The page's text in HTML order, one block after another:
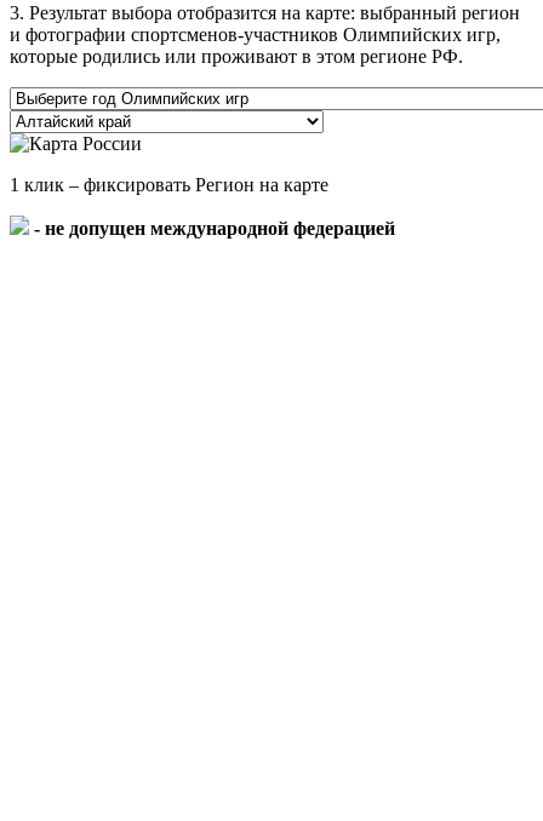
3. Результат выбора отобразится на карте: выбранный регион
и фотографии спортсменов-участников Олимпийских игр,
которые родились или проживают в этом регионе РФ.
1 клик – фиксировать Регион на карте
- не допущен международной федерацией